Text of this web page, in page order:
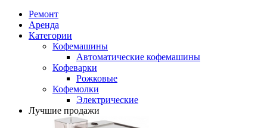
Ремонт
Аренда
Категории
Кофемашины
Автоматические кофемашины
Кофеварки
Рожковые
Кофемолки
Электрические
Лучшие продажи